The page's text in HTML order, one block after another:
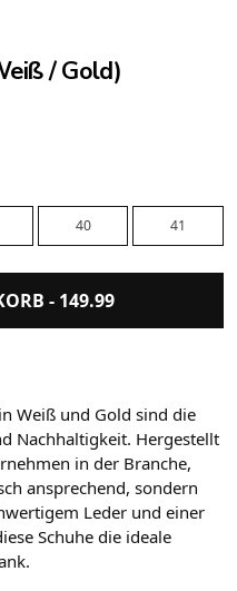
/ Gold)
40 41
- 149.99
Weiß und Gold sind die
Nachhaltigkeit. Hergestellt
in der Branche,
ansprechend, sondern
Leder und einer
Schuhe die ideale